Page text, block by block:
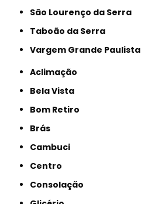
São Lourenço da Serra
Taboão da Serra
Vargem Grande Paulista
Aclimação
Bela Vista
Bom Retiro
Brás
Cambuci
Centro
Consolação